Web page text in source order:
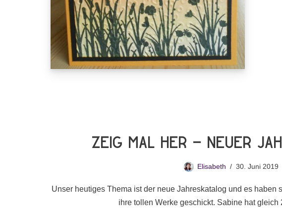
Zeig Mal Her – Neuer
Elisabeth 30. Juni 2019
Unser heutiges Thema ist der neue Jahreskatalog und es haben
ihre tollen Werke geschickt. Sabine hat